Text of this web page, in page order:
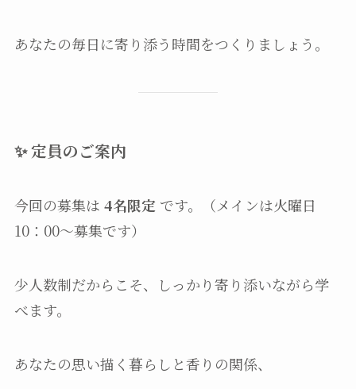
あなたの毎日に寄り添う時間をつくりましょう。
✨ 定員のご案内
今回の募集は 4名限定です。（メインは火曜日
10：00～募集です）
少人数制だからこそ、しっかり寄り添いながら学
べます。
あなたの思い描く暮らしと香りの関係、